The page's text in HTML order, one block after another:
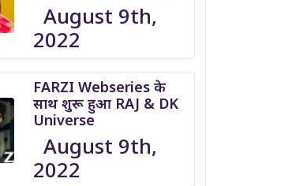
August 9th,
2022
FARZI Webseries के
साथ शुरू हुआ RAJ & DK
Universe
August 9th,
2022